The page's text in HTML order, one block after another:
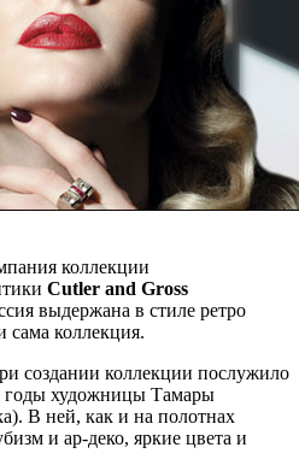
коллекции
Cutler and Gross
выдержана в стиле ретро
сама коллекция.
создании коллекции послужило
годы художницы Тамары
В ней, как и на полотнах
и ар-деко, яркие цвета и